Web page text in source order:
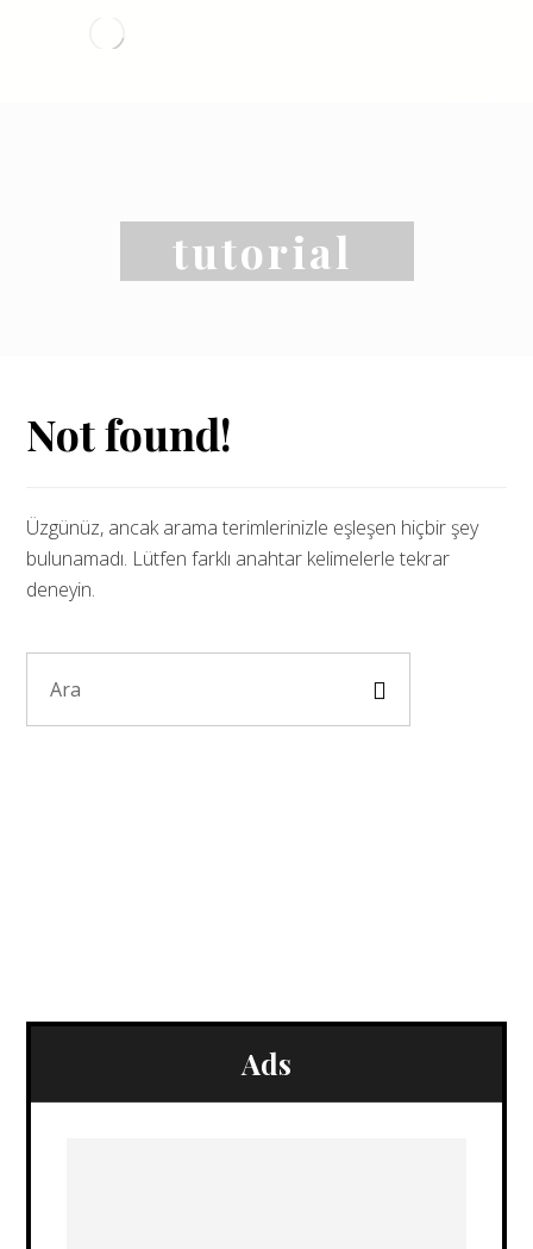
tutorial
Not found!
Üzgünüz, ancak arama terimlerinizle eşleşen hiçbir şey
bulunamadı. Lütfen farklı anahtar kelimelerle tekrar
deneyin.
Ads